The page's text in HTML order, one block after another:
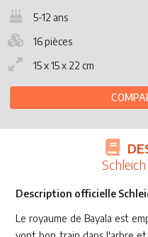
5-12 ans
16 pièces
15 x 15 x 22 cm
Description officielle
Le royaume de Bayala est